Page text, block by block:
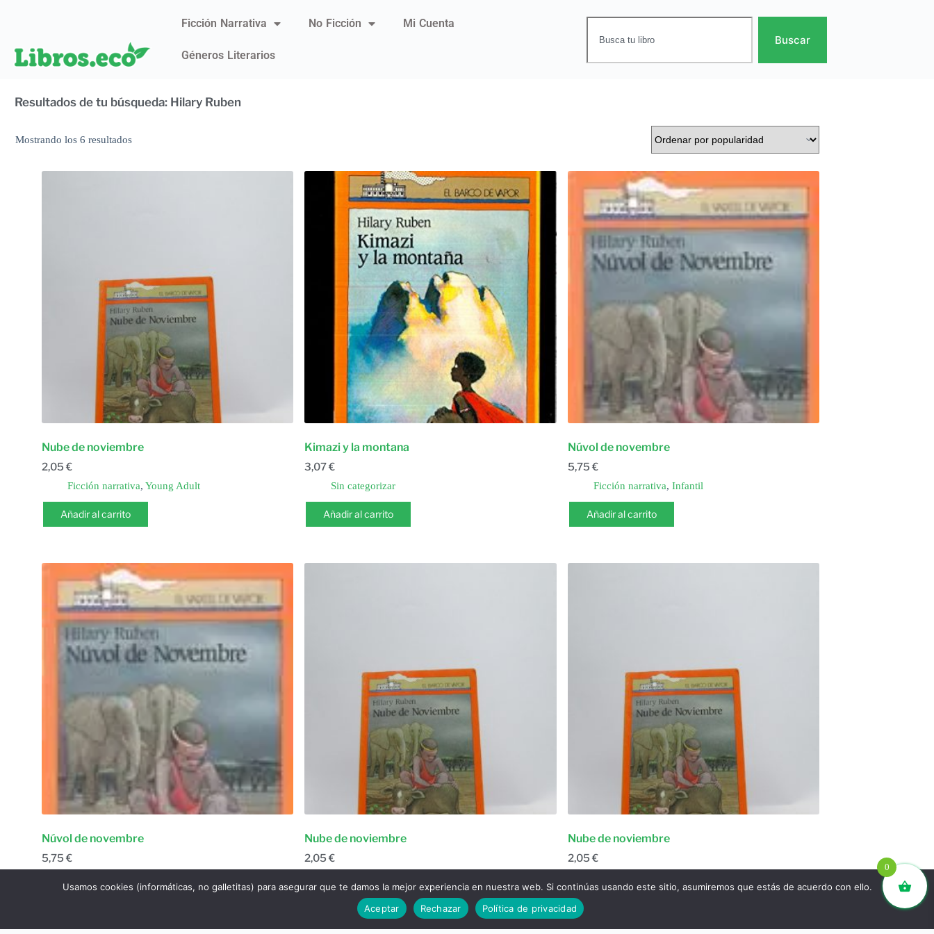
Ficción Narrativa No Ficción Mi Cuenta
Géneros Literarios
Buscar
Resultados de tu búsqueda: Hilary Ruben
Mostrando los 6 resultados
Nube de noviembre
2,05 €
Ficción narrativa, Young Adult
Añadir al carrito
Kimazi y la montana
3,07€
Sin categorizar
Añadir al carrito
Núvol de novembre
5,75 €
Ficción narrativa, Infantil
Añadir al carrito
Núvol de novembre
5,75 €
Nube de noviembre
2,05 €
Añadir al carrito
Nube de noviembre
2,05 €
0
Usamos cookies (informáticas, no galletitas) para asegurar que te damos la mejor experiencia en nuestra web. Si continúas usando este sitio, asumiremos que estás de acuerdo con ello.
Aceptar
Rechazar Política de privacidad